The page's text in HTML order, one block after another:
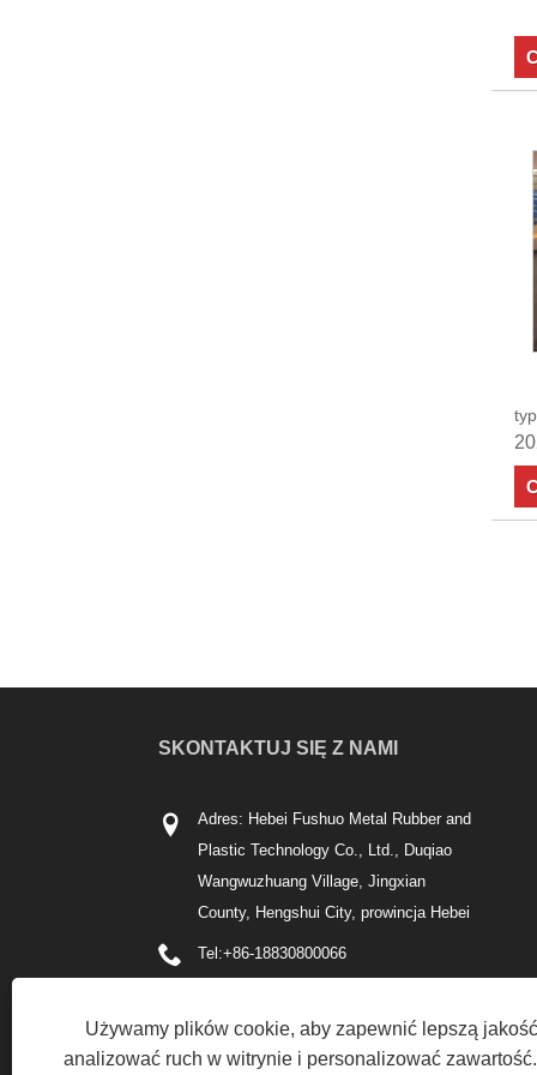
SKONTAKTUJ SIĘ Z NAMI
Adres: Hebei Fushuo Metal Rubber and
Plastic Technology Co., Ltd., Duqiao
Wangwuzhuang Village, Jingxian
County, Hengshui City, prowincja Hebei
Tel:+86-18830800066
E-mail:756540850@qq.com
Używamy plików cookie, aby zapewnić lepszą
analizować ruch w witrynie i personalizować